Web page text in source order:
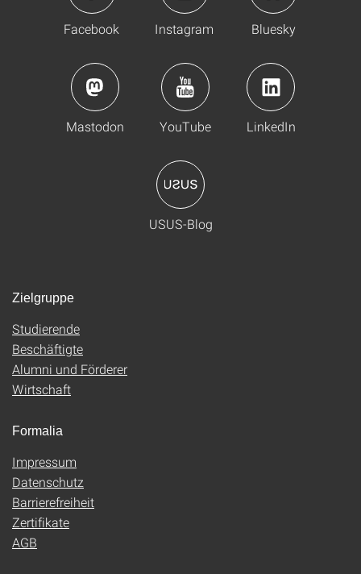
Facebook Instagram Bluesky
Mastodon YouTube LinkedIn
USUS-Blog
Zielgruppe
Studierende
Beschäftigte
Alumni und Förderer
Wirtschaft
Formalia
Impressum
Datenschutz
Barrierefreiheit
Zertifikate
AGB